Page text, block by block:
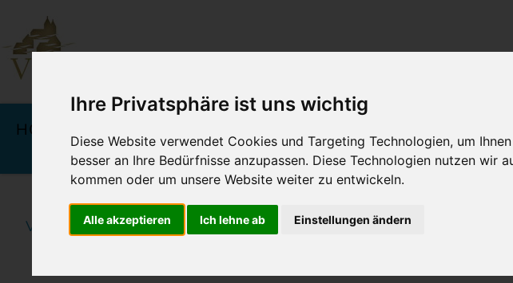
Ihre Privatsphäre ist uns wichtig
Diese Website verwendet Cookies und Targeting Technologien, um
besser an Ihre Bedürfnisse anzupassen. Diese Technologien nutzen wir
kommen oder um unsere Website weiter zu entwickeln.
Alle akzeptieren Ich lehne ab Einstellungen ändern
Navigation
HOTELS
PREISE
TRINKEN
Vineta Hotels Usedom Home Kulinarik - Essen & Trinken